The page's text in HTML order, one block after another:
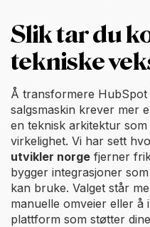
Slik tar du
tekniske
Å transformere
salgsmaskin krever mer
en teknisk arkitektur
virkelighet. Vi har sett
utvikler norge fjerner
bygger integrasjoner
kan bruke. Valget står
manuelle omveier eller å
plattform som støtter